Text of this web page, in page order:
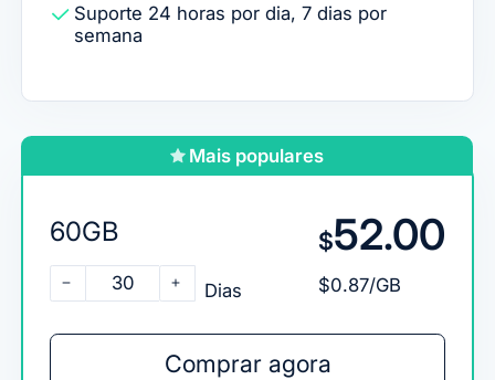
Suporte 24 horas por dia, 7 dias por
semana
Mais populares
60GB
30 Dias
$52.00
$0.87/GB
Comprar agora